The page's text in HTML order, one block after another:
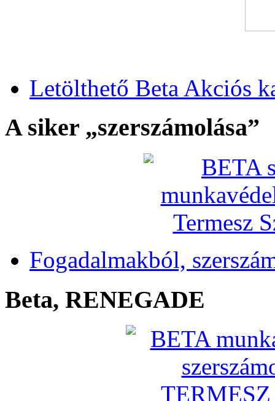
Letölthető Beta Akciós
A siker „szerszámolása”
Fogadalmakból,
Beta, RENEGADE